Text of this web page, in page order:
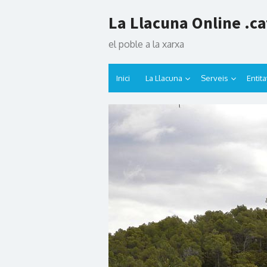
to
La Llacuna Online
el poble a la xarxa
Inici La Llacuna Serveis